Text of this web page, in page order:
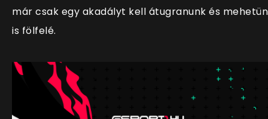
már csak egy akadályt kell átugranunk és
is fölfelé.